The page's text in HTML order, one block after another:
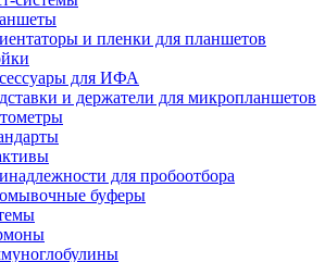
и пленки для планшетов
для ИФА
и держатели для микропланшетов
для пробоотбора
буферы